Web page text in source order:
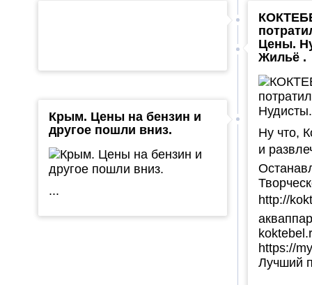
Цены.
Жильё .
Ну что,
и
http://
https://
Лучший
Крым. Цены на бензин и
другое пошли вниз.
...